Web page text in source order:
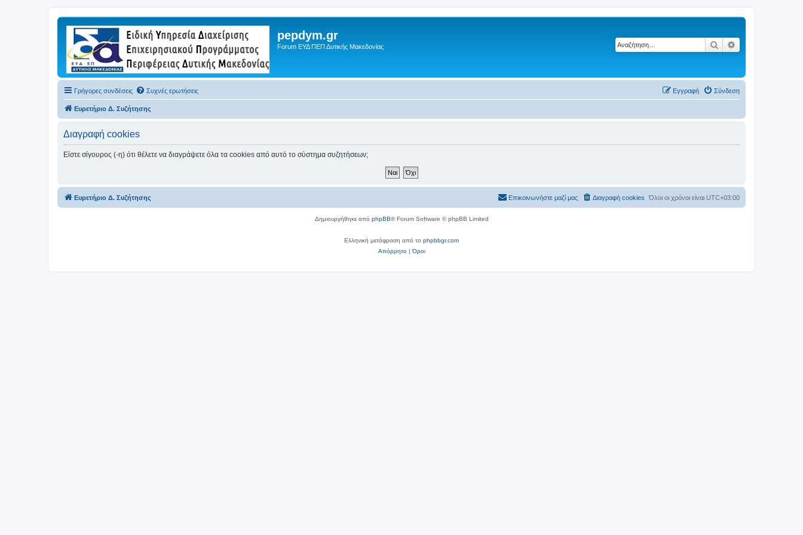
pepdym.gr
Forum ΕΥΔ ΠΕΠ Δυτικής Μακεδονίας Αναζήτηση
Γρήγορες συνδέσεις Συχνές ερωτήσεις Σύνδεση
Εγγραφή
Ευρετήριο Δ. Συζήτησης
Διαγραφή cookies
Είστε σίγουρος (-η) ότι θέλετε να διαγράψετε όλα τα cookies από αυτό το σύστημα συζητήσεων;
Ευρετήριο Δ. Συζήτησης Όλοι οι χρόνοι είναι UTC+03:00
Διαγραφή cookies
Επικοινωνήστε μαζί μας
Δημιουργήθηκε από phpBB® Forum Software © phpBB Limited
Ελληνική μετάφραση από το phpbbgr.com
Απόρρητο|Όροι